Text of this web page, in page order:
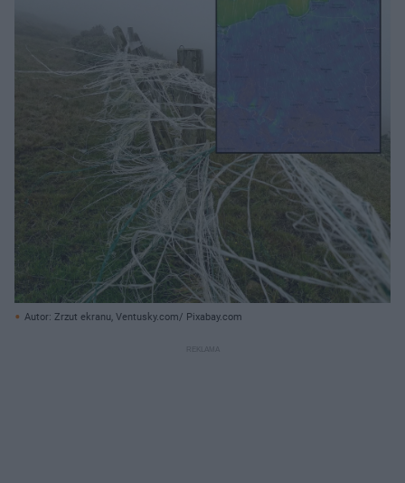
Autor: Zrzut ekranu, Ventusky.com/ Pixabay.com